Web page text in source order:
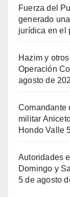
Fuerza del
generado
jurídica en el
Hazim y
Operación
agosto de
Comandante
militar
Hondo Valle
Autoridades
Domingo y
5 de agosto